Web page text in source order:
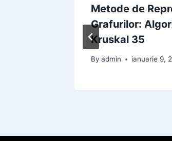
Metode de
Grafurilor:
Kruskal 35
By admin ianuarie 9,